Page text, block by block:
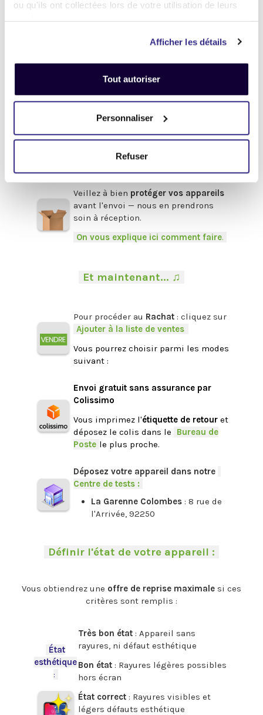
ou qu'ils ont collectées lors de votre utilisation de leurs
Afficher les détails
Tout autoriser
Personnaliser
Refuser
Désactivezvotre compteiCloud
(iPhone, iPad, iMac) ouGoogle
(valable pour tous les appareils).
Pour obtenir de l'aide,
.
pensez à fournir les accessoires
d'origineen votre possession :
Boîte, chargeur, câbles, souris,
Veillez à bien protéger vos appareils
avant l'envoi — nous en prendrons
soin à réception.
On vous explique ici comment faire.
Et maintenant... ♫
Pour procéder au Rachat : cliquez sur
Ajouter à la liste de ventes
Vous pourrez choisir parmi les modes
suivant :
Envoi gratuit sans assurance par
Colissimo
Vous imprimez l'étiquette de retour et
déposez le colis dans le
Bureau de
Poste le plus proche.
Déposez votre appareil dans notre
Centre de tests :
La Garenne Colombes : 8 rue de
l'Arrivée, 92250
Définir l'état de votre appareil :
Vous obtiendrez une offre de reprise maximale si ces
critères sont remplis :
État
esthétique
:
Très bon état : Appareil sans
rayures, ni défaut esthétique
Bon état : Rayures légères possibles
hors écran
État correct : Rayures visibles et
légers défauts esthétique